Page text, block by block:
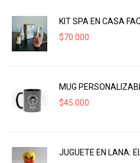
KIT SPA EN CASA
$70.000
MUG
$45.000
JUGUETE EN LANA: